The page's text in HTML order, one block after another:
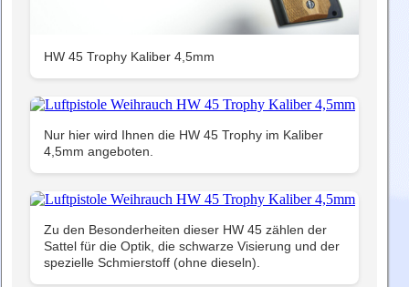
HW 45 Trophy Kaliber 4,5mm
Nur hier wird Ihnen die HW 45 Trophy im Kaliber
4,5mm angeboten.
Zu den Besonderheiten dieser HW 45 zählen der
Sattel für die Optik, die schwarze Visierung und der
spezielle Schmierstoff (ohne dieseln).